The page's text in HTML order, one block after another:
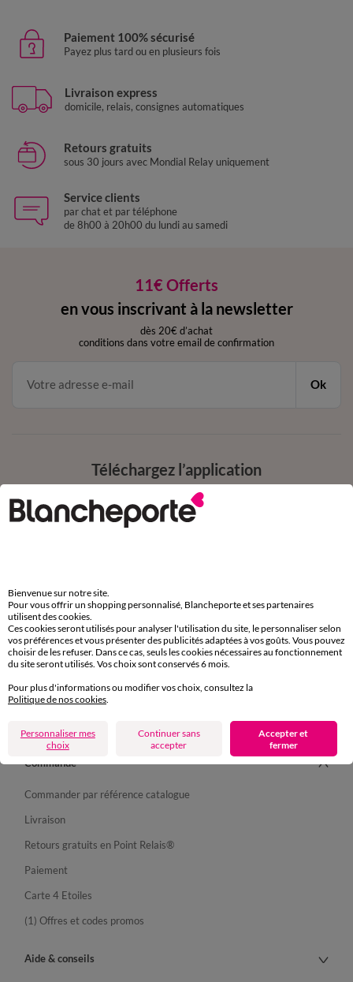
Paiement 100% sécurisé
Payez plus tard ou en plusieurs fois
Livraison express
domicile, relais, consignes automatiques
Retours gratuits
sous 30 jours avec Mondial Relay uniquement
Service clients
par chat et par téléphone
de 8h00 à 20h00 du lundi au samedi
11€ Offerts
en vous inscrivant à la newsletter
dès 20€ d’achat
conditions dans votre email de confirmation
Ok
Suivez-nous
Téléchargez l’application
Commande
Commander par référence catalogue
Livraison
Retours gratuits en Point Relais®
Paiement
Carte 4 Etoiles
(1) Offres et codes promos
Aide & conseils
Bienvenue sur notre site.
Pour vous offrir un shopping personnalisé, Blancheporte et ses partenaires
utilisent des cookies.
Ces cookies seront utilisés pour analyser l'utilisation du site, le personnaliser selon
vos préférences et vous présenter des publicités adaptées à vos goûts. Vous pouvez
choisir de les refuser. Dans ce cas, seuls les cookies nécessaires au fonctionnement
du site seront utilisés. Vos choix sont conservés 6 mois.
Pour plus d'informations ou modifier vos choix, consultez la
Politique de nos cookies.
Personnaliser mes
choix
Continuer sans
accepter
Accepter et
fermer